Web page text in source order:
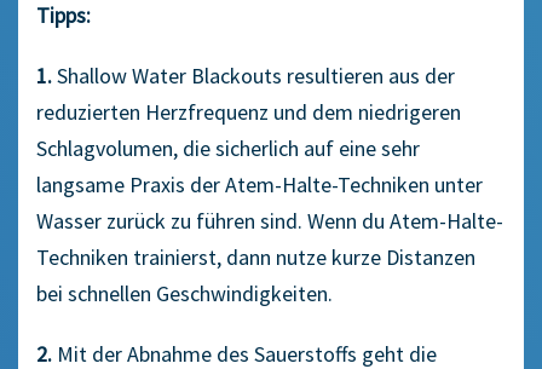
Tipps:
1.Shallow Water Blackouts resultieren aus der
reduzierten Herzfrequenz und dem niedrigeren
Schlagvolumen, die sicherlich auf eine sehr
langsame Praxis der Atem-Halte-Techniken unter
Wasser zurück zu führen sind. Wenn du Atem-Halte-
Techniken trainierst, dann nutze kurze Distanzen
bei schnellen Geschwindigkeiten.
2. Mit der Abnahme des Sauerstoffs geht die